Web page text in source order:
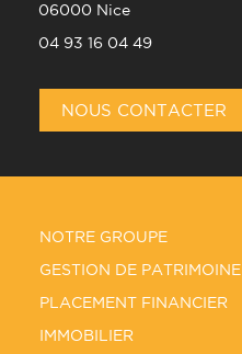
06000 Nice
04 93 16 04 49
NOUS CONTACTER
NOTRE GROUPE
GESTION DE PATRIMOINE
PLACEMENT FINANCIER
IMMOBILIER